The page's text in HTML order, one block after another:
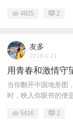
4925 2
友多
2019-1-21
用青春和激情守
当你翻开中国地形
时，映入你眼帘的便
5416 2